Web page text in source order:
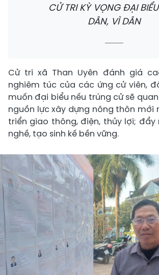
CỬ TRI KỲ VỌNG ĐẠI
DÂN, VÌ DÂN
Cử tri xã Than Uyên đánh giá
nghiêm túc của các ứng cử viên,
muốn đại biểu nếu trúng cử sẽ
nguồn lực xây dựng nông thôn mới
triển giao thông, điện, thủy lợi;
nghề, tạo sinh kế bền vững.